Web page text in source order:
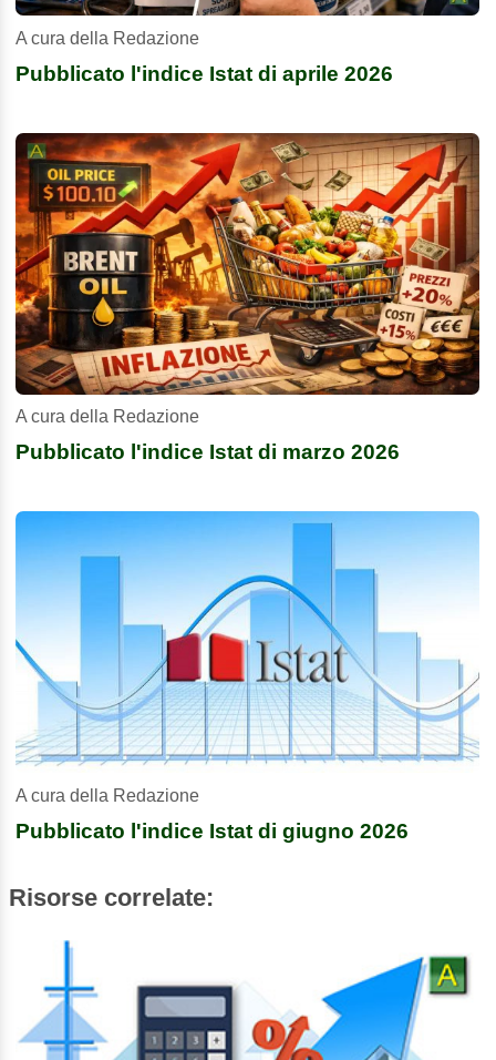
A cura della Redazione
Pubblicato l'indice Istat di aprile 2026
A cura della Redazione
Pubblicato l'indice Istat di marzo 2026
A cura della Redazione
Pubblicato l'indice Istat di giugno 2026
Risorse correlate: